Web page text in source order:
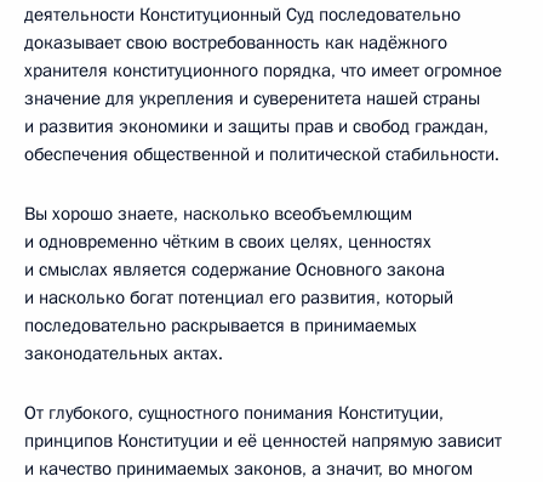
деятельности Конституционный Суд последовательно
доказывает свою востребованность как надёжного
хранителя конституционного порядка, что имеет огромное
значение для укрепления и суверенитета нашей страны
и развития экономики и защиты прав и свобод граждан,
обеспечения общественной и политической стабильности.
Вы хорошо знаете, насколько всеобъемлющим
и одновременно чётким в своих целях, ценностях
и смыслах является содержание Основного закона
и насколько богат потенциал его развития, который
последовательно раскрывается в принимаемых
законодательных актах.
От глубокого, сущностного понимания Конституции,
принципов Конституции и её ценностей напрямую зависит
и качество принимаемых законов, а значит, во многом